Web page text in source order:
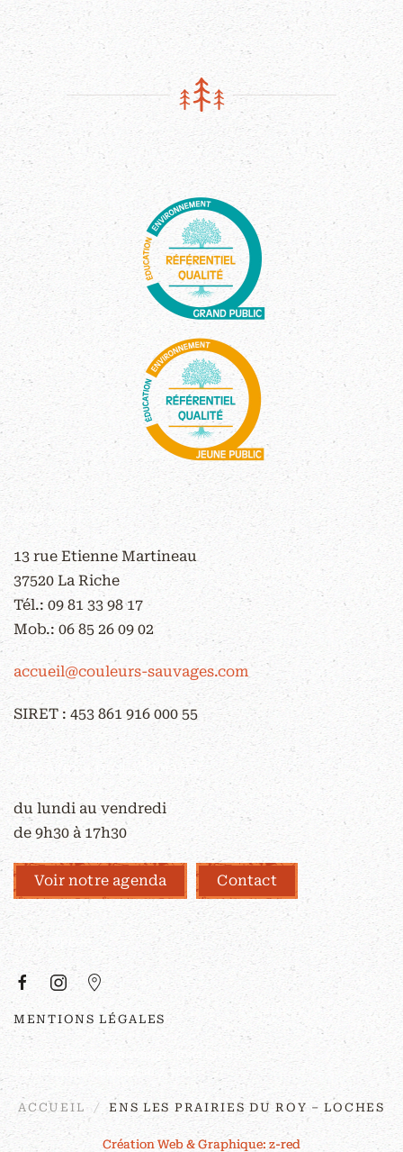
CONTACT
13 rue Etienne Martineau
37520 La Riche
Tél.: 09 81 33 98 17
Mob.:06 85 26 09 02
accueil@couleurs-sauvages.com
SIRET : 453 861 916 000 55
HORAIRES D'OUVERTURE
du lundi au vendredi
de 9h30 à 17h30
Voir notre agenda Contact
À PROPOS
MENTIONS LÉGALES
©
Couleurs Sauvages. Tous droits
réservés. Site réalisé par
z-red
ACCUEIL ENS LES PRAIRIES DU ROY – LOCHES
Création Web & Graphique: z-red